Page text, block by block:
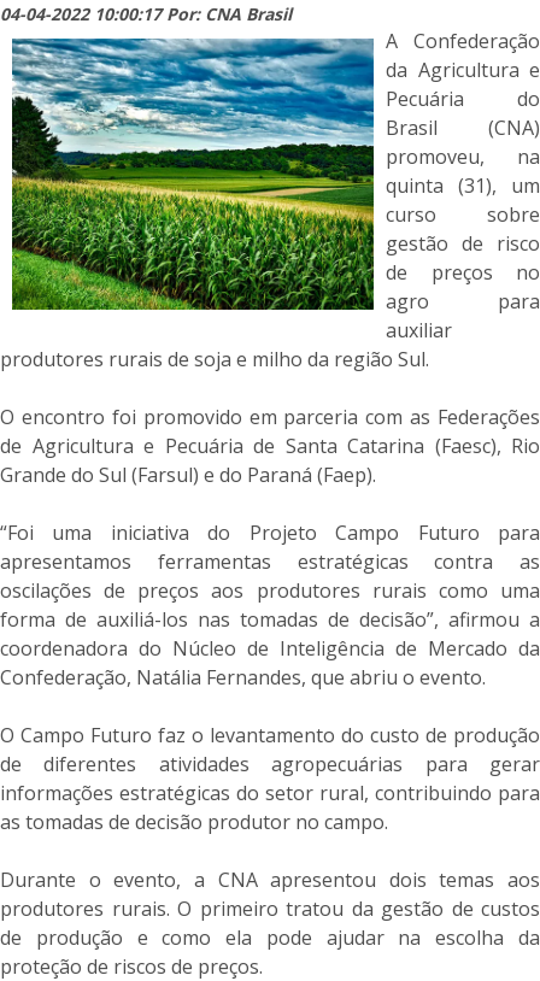
04-04-2022 10:00:17 Por: CNA Brasil
A Confederação
da Agricultura e
Pecuária do
Brasil (CNA)
promoveu, na
quinta (31), um
curso sobre
gestão de risco
de preços no
agro para
auxiliar
produtores rurais de soja e milho da região Sul.
O encontro foi promovido em parceria com as Federações
de Agricultura e Pecuária de Santa Catarina (Faesc), Rio
Grande do Sul (Farsul) e do Paraná (Faep).
“Foi uma iniciativa do Projeto Campo Futuro para
apresentamos ferramentas estratégicas contra as
oscilações de preços aos produtores rurais como uma
forma de auxiliá-los nas tomadas de decisão”, afirmou a
coordenadora do Núcleo de Inteligência de Mercado da
Confederação, Natália Fernandes, que abriu o evento.
O Campo Futuro faz o levantamento do custo de produção
de diferentes atividades agropecuárias para gerar
informações estratégicas do setor rural, contribuindo para
as tomadas de decisão produtor no campo.
Durante o evento, a CNA apresentou dois temas aos
produtores rurais. O primeiro tratou da gestão de custos
de produção e como ela pode ajudar na escolha da
proteção de riscos de preços.